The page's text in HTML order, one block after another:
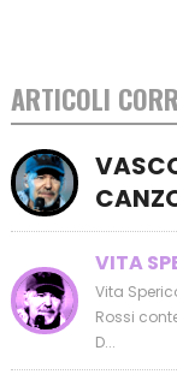
ARTICOLI
VITA
Vita
Rossi
D...